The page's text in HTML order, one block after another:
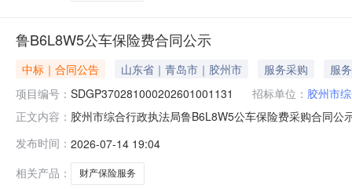
鲁B6L8W5公车保险费合同公示
中标｜合同公告 山东省｜青岛市｜胶州市 服务采购
服务
项目编号： SDGP370281000202601001131 招标单位： 胶州市
正文内容： 胶州市综合行政执法局鲁B6L8W5公车保险费采购合同
方）：中路财产保险股份有限公司青岛分公司地址：山
发布时间： 2026-07-14 19:04
相关产品：
财产保险服务